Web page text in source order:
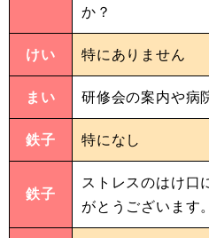
か？
けい 特にありません
まい 研修会の案内や病
鉄子 特になし
鉄子
ストレスのはけ口
がとうございます。